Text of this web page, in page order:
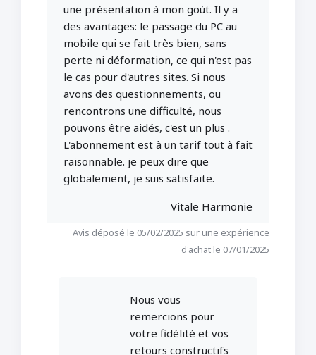
une présentation à mon goùt. Il y a
des avantages: le passage du PC au
mobile qui se fait très bien, sans
perte ni déformation, ce qui n'est pas
le cas pour d'autres sites. Si nous
avons des questionnements, ou
rencontrons une difficulté, nous
pouvons être aidés, c'est un plus .
L'abonnement est à un tarif tout à fait
raisonnable. je peux dire que
globalement, je suis satisfaite.
Vitale Harmonie
Avis déposé le 05/02/2025 sur une expérience
d'achat le 07/01/2025
Nous vous
remercions pour
votre fidélité et vos
retours constructifs